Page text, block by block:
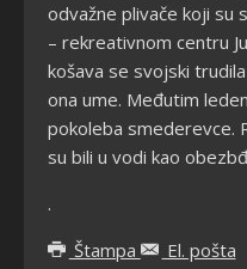
odvažne plivače koji su
– rekreativnom centru
košava se svojski
ona ume. Međutim
pokoleba smederevce.
su bili u vodi kao
.
Štampa
El. pošta